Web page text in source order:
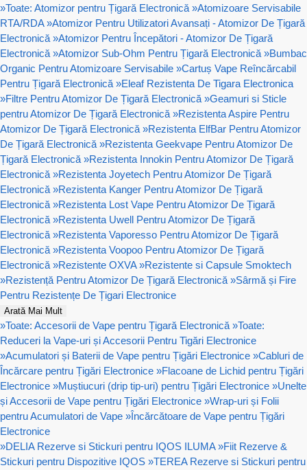
»Toate: Atomizor pentru Țigară Electronică »Atomizoare Servisabile
RTA/RDA »Atomizor Pentru Utilizatori Avansați - Atomizor De Țigară
Electronică »Atomizor Pentru Începători - Atomizor De Țigară
Electronică »Atomizor Sub-Ohm Pentru Țigară Electronică »Bumbac
Organic Pentru Atomizoare Servisabile »Cartuș Vape Reîncărcabil
Pentru Țigară Electronică »Eleaf Rezistenta De Tigara Electronica
»Filtre Pentru Atomizor De Țigară Electronică »Geamuri si Sticle
pentru Atomizor De Țigară Electronică »Rezistenta Aspire Pentru
Atomizor De Țigară Electronică »Rezistenta ElfBar Pentru Atomizor
De Țigară Electronică »Rezistenta Geekvape Pentru Atomizor De
Țigară Electronică »Rezistenta Innokin Pentru Atomizor De Țigară
Electronică »Rezistenta Joyetech Pentru Atomizor De Țigară
Electronică »Rezistenta Kanger Pentru Atomizor De Țigară
Electronică »Rezistenta Lost Vape Pentru Atomizor De Țigară
Electronică »Rezistenta Uwell Pentru Atomizor De Țigară
Electronică »Rezistenta Vaporesso Pentru Atomizor De Țigară
Electronică »Rezistenta Voopoo Pentru Atomizor De Țigară
Electronică »Rezistente OXVA »Rezistente si Capsule Smoktech
»Rezistență Pentru Atomizor De Țigară Electronică »Sârmă și Fire
Pentru Rezistențe De Țigari Electronice
Arată Mai Mult
»Toate: Accesorii de Vape pentru Țigară Electronică »Toate:
Reduceri la Vape-uri și Accesorii Pentru Tigări Electronice
»Acumulatori și Baterii de Vape pentru Țigări Electronice »Cabluri de
Încărcare pentru Țigări Electronice »Flacoane de Lichid pentru Țigări
Electronice »Muștiucuri (drip tip-uri) pentru Țigări Electronice »Unelte
și Accesorii de Vape pentru Țigări Electronice »Wrap-uri și Folii
pentru Acumulatori de Vape »Încărcătoare de Vape pentru Țigări
Electronice
»DELIA Rezerve si Stickuri pentru IQOS ILUMA »Fiit Rezerve &
Stickuri pentru Dispozitive IQOS »TEREA Rezerve si Stickuri pentru